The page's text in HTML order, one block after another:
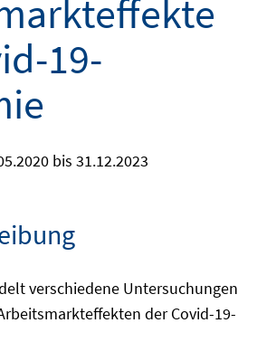
19-
bis 31.12.2023
verschiedene Untersuchungen
der Covid-19-